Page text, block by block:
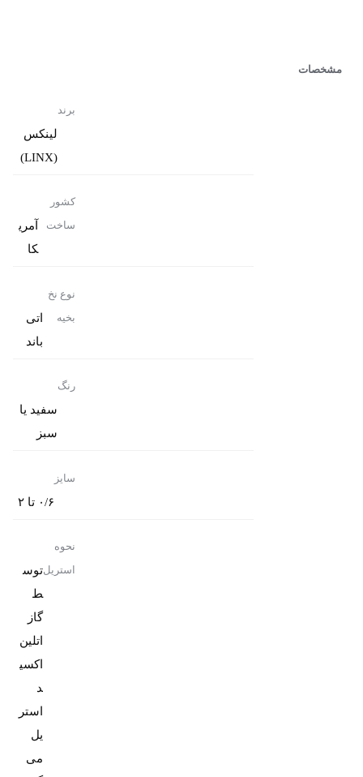
مشخصات
برند
لینکس
(LINX)
کشور
ساخت
آمری
کا
نوع نخ
بخیه
اتی
باند
رنگ
سفید یا
سبز
سایز
۰/۶ تا ۲
نحوه
استریلتوس
ط
گاز
اتلین
اکسی
د
استر
یل
می